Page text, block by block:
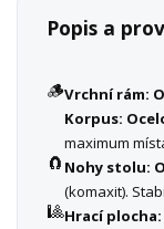
Popis a
🪵Vrchní rám:
Korpus:
maximum
🧲 Nohy stolu:
(komaxit).
🎱Hrací plocha: